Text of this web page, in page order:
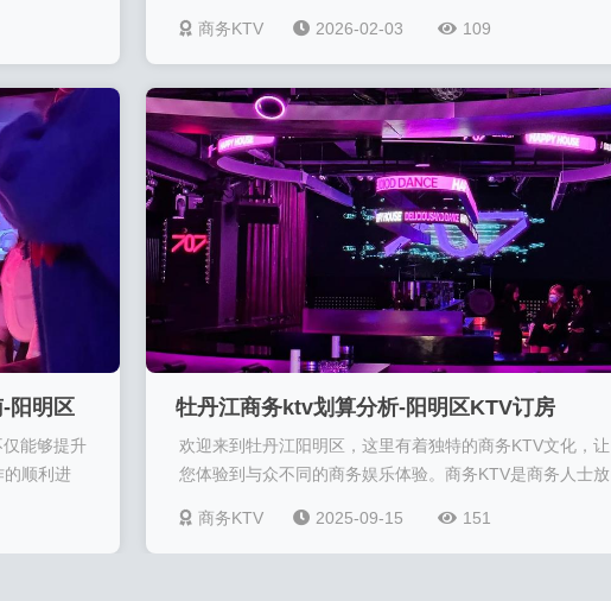
境，成为
质的KTV
得了广泛
独特的经营模式和优质服务，成为众多企业和商务人士的
理想首选。牡丹江商务KTV凭借地理优势，位于阳明区的核
心地段，交通便捷，环境优雅，为客户提供了一个舒适、
私密的娱乐场
商务KTV 2026-02-03 109
阳明区
能够提升
的顺利进
将围绕
订”的关
牡丹江商务ktv划算分析-阳明区KTV订房
欢迎来到牡丹江阳明区，这里有着独特的商务KTV文化，让
您体验到与众不同的商务娱乐体验。商务KTV是商务人士放
KTV，无论是商务洽谈、团队活动还是朋友聚会，都能找到
适合您的包房和服务。精心设计的环境，舒适的沙发，极
商务KTV 2025-09-15 151